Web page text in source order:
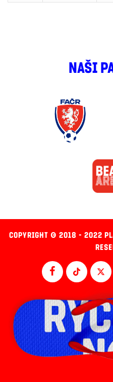
NAŠI
COPYRIGHT © 2018 - 2022